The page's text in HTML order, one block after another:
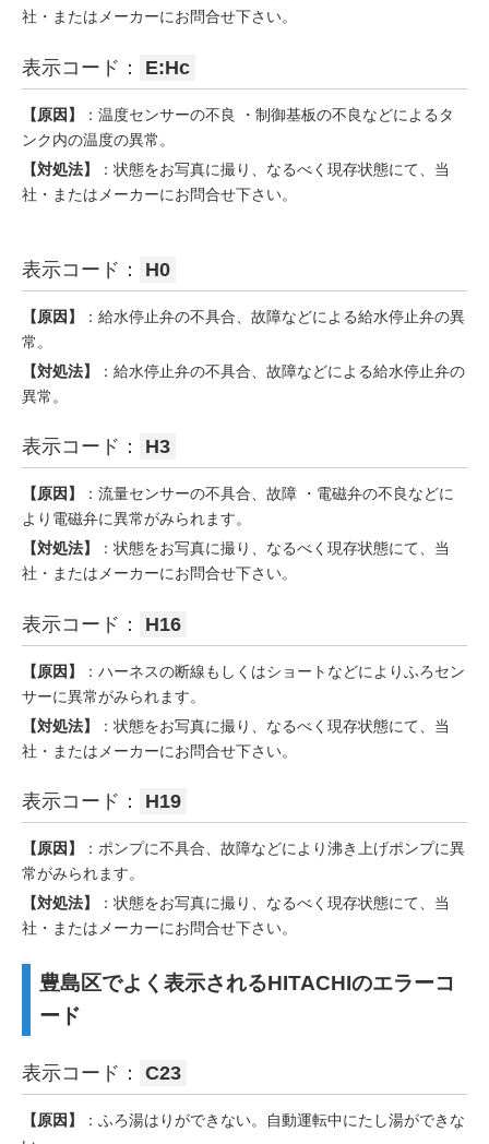
社・またはメーカーにお問合せ下さい。
表示コード： E:Hc
【原因】
：温度センサーの不良 ・制御基板の不良などによるタ
ンク内の温度の異常。
【対処法】
：状態をお写真に撮り、なるべく現存状態にて、当
社・またはメーカーにお問合せ下さい。
表示コード： H0
【原因】
：給水停止弁の不具合、故障などによる給水停止弁の異
常。
【対処法】
：給水停止弁の不具合、故障などによる給水停止弁の
異常。
表示コード： H3
【原因】
：流量センサーの不具合、故障 ・電磁弁の不良などに
より電磁弁に異常がみられます。
【対処法】
：状態をお写真に撮り、なるべく現存状態にて、当
社・またはメーカーにお問合せ下さい。
表示コード： H16
【原因】
：ハーネスの断線もしくはショートなどによりふろセン
サーに異常がみられます。
【対処法】
：状態をお写真に撮り、なるべく現存状態にて、当
社・またはメーカーにお問合せ下さい。
表示コード： H19
【原因】
：ポンプに不具合、故障などにより沸き上げポンプに異
常がみられます。
【対処法】
：状態をお写真に撮り、なるべく現存状態にて、当
社・またはメーカーにお問合せ下さい。
豊島区でよく表示されるHITACHIのエラーコ
ード
表示コード： C23
【原因】
：ふろ湯はりができない。自動運転中にたし湯ができな